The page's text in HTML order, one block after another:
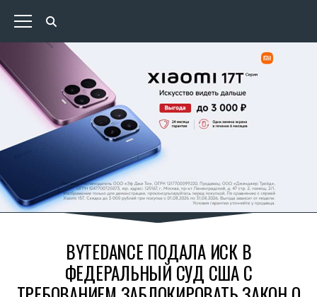
BYTEDANCE ПОДАЛА ИСК В
ФЕДЕРАЛЬНЫЙ СУД США С